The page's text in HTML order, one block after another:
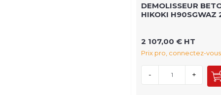
DEMOLISSEUR
HIKOKI
2 107,00 € HT
Prix pro, connectez-vous
- +